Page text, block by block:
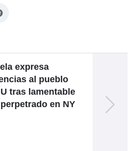
expresa
al pueblo
tras lamentable
en NY